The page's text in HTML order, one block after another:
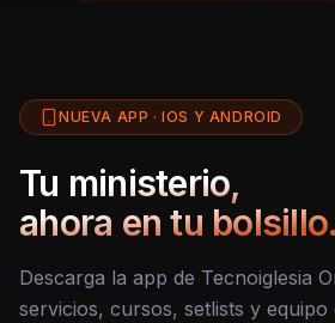
NUEVA APP · IOS Y ANDROID
Tu ministerio,
ahora en tu bolsillo.
Descarga la app de Tecnoiglesia
servicios, cursos, setlists y equipo